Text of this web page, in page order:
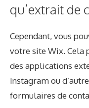
qu’extrait de
Cependant, vous
votre site Wix. Cela
des applications
Instagram ou
formulaires de